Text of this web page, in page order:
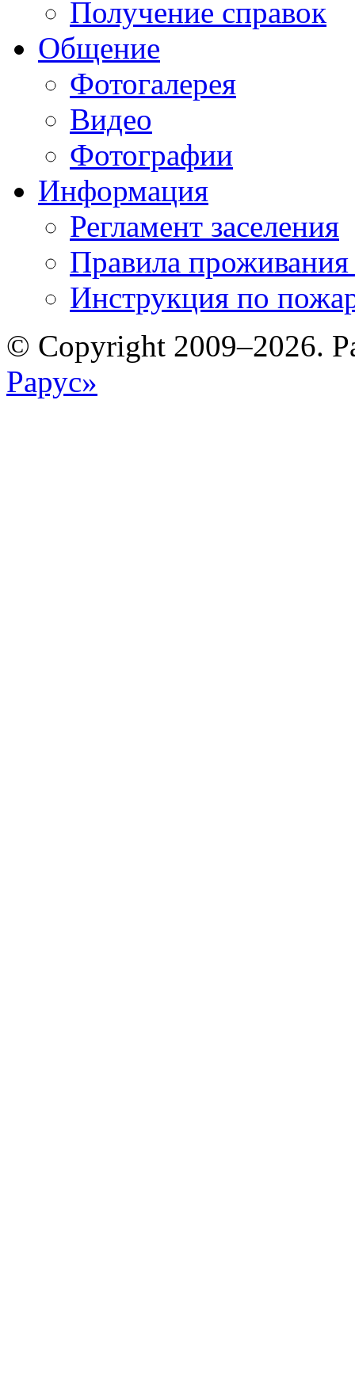
Получение справок
Общение
Фотогалерея
Видео
Фотографии
Информация
Регламент заселения
Правила
Инструкция по
© Copyright 2009–2026.
Рарус»